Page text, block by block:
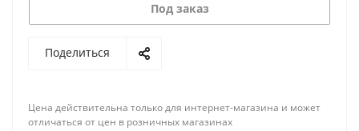
Под заказ
Поделиться
Цена действительна только для интернет-магазина и может
отличаться от цен в розничных магазинах